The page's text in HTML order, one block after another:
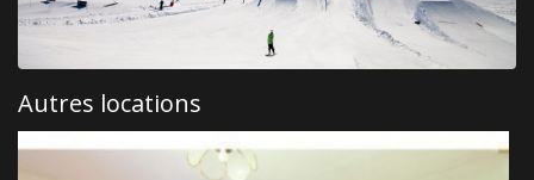
Autres locations